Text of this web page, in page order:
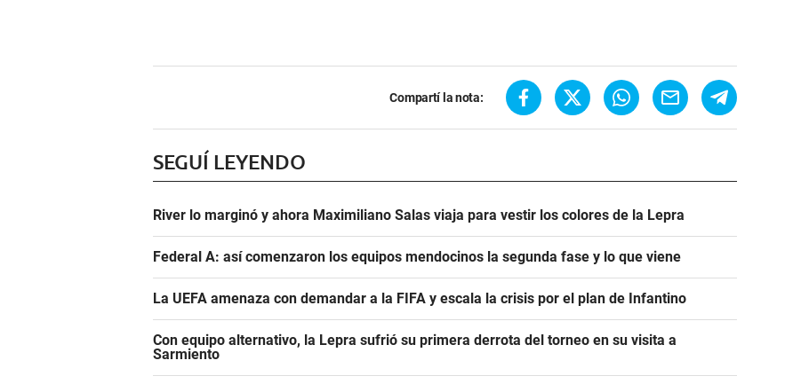
Compartí la nota:
SEGUÍ LEYENDO
River lo marginó y ahora Maximiliano Salas viaja para vestir los colores de la Lepra
Federal A: así comenzaron los equipos mendocinos la segunda fase y lo que viene
La UEFA amenaza con demandar a la FIFA y escala la crisis por el plan de Infantino
Con equipo alternativo, la Lepra sufrió su primera derrota del torneo en su visita a
Sarmiento